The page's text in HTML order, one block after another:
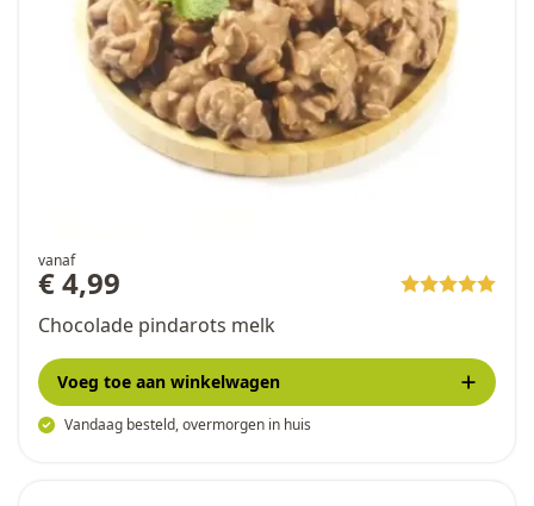
vanaf
€ 4,99
Chocolade pindarots melk
Vandaag besteld, overmorgen in huis
Voeg toe aan winkelwagen